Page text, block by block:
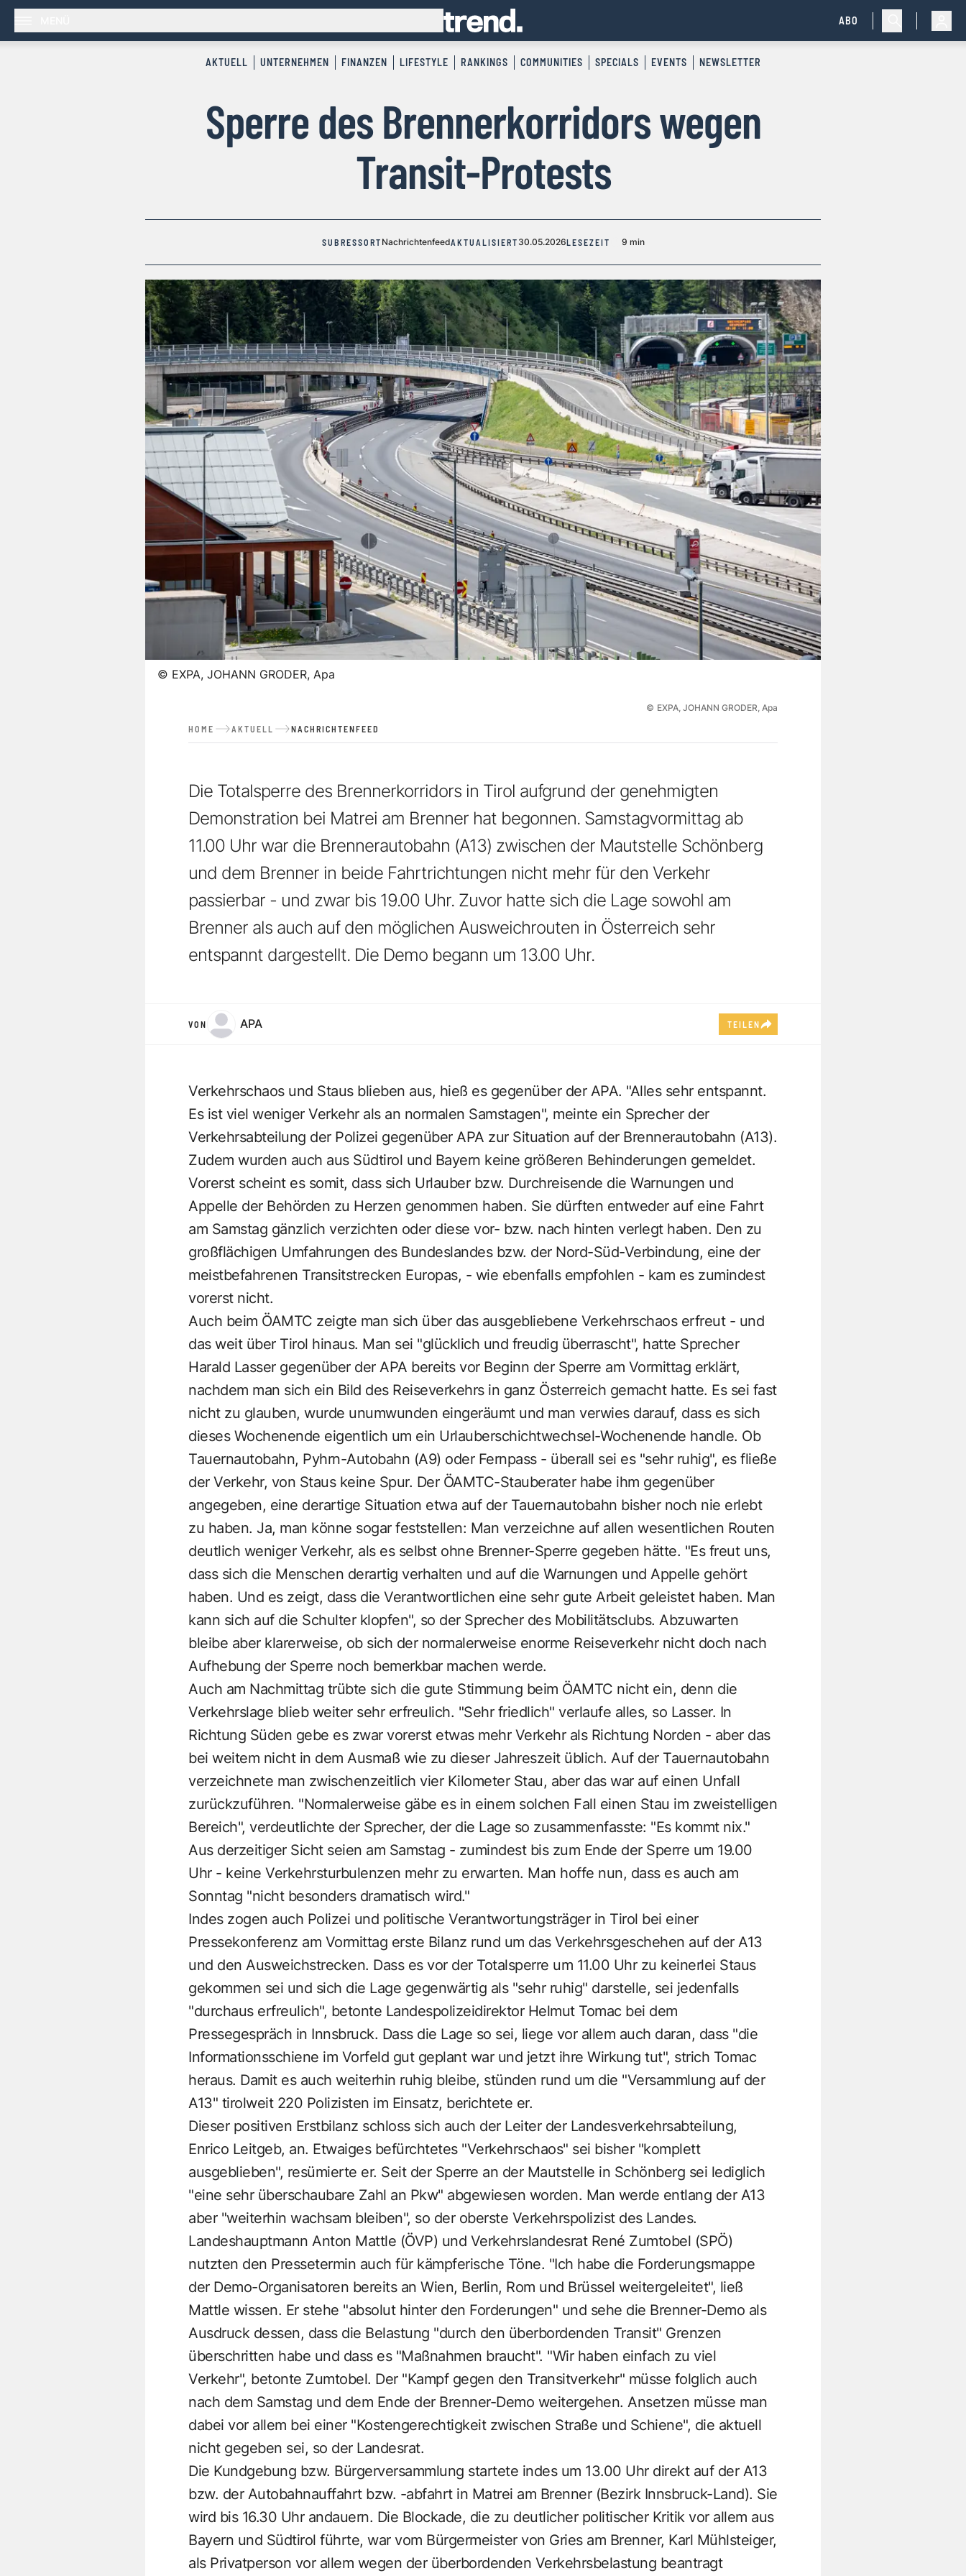
ABO
AKTUELL UNTERNEHMEN FINANZEN LIFESTYLE RANKINGS COMMUNITIES SPECIALS EVENTS NEWSLETTER
Sperre des Brennerkorridors wegen
Transit-Protests
SUBRESSORT NachrichtenfeedAKTUALISIERT 30.05.2026LESEZEIT 9 min
© EXPA, JOHANN GRODER, Apa
© EXPA, JOHANN GRODER, Apa
HOME AKTUELL NACHRICHTENFEED
Die Totalsperre des Brennerkorridors in Tirol aufgrund der genehmigten
Demonstration bei Matrei am Brenner hat begonnen. Samstagvormittag ab
11.00 Uhr war die Brennerautobahn (A13) zwischen der Mautstelle Schönberg
und dem Brenner in beide Fahrtrichtungen nicht mehr für den Verkehr
passierbar - und zwar bis 19.00 Uhr. Zuvor hatte sich die Lage sowohl am
Brenner als auch auf den möglichen Ausweichrouten in Österreich sehr
entspannt dargestellt. Die Demo begann um 13.00 Uhr.
VON APA TEILEN
Verkehrschaos und Staus blieben aus, hieß es gegenüber der APA. "Alles sehr entspannt.
Es ist viel weniger Verkehr als an normalen Samstagen", meinte ein Sprecher der
Verkehrsabteilung der Polizei gegenüber APA zur Situation auf der Brennerautobahn (A13).
Zudem wurden auch aus Südtirol und Bayern keine größeren Behinderungen gemeldet.
Vorerst scheint es somit, dass sich Urlauber bzw. Durchreisende die Warnungen und
Appelle der Behörden zu Herzen genommen haben. Sie dürften entweder auf eine Fahrt
am Samstag gänzlich verzichten oder diese vor- bzw. nach hinten verlegt haben. Den zu
großflächigen Umfahrungen des Bundeslandes bzw. der Nord-Süd-Verbindung, eine der
meistbefahrenen Transitstrecken Europas, - wie ebenfalls empfohlen - kam es zumindest
vorerst nicht.
Auch beim ÖAMTC zeigte man sich über das ausgebliebene Verkehrschaos erfreut - und
das weit über Tirol hinaus. Man sei "glücklich und freudig überrascht", hatte Sprecher
Harald Lasser gegenüber der APA bereits vor Beginn der Sperre am Vormittag erklärt,
nachdem man sich ein Bild des Reiseverkehrs in ganz Österreich gemacht hatte. Es sei fast
nicht zu glauben, wurde unumwunden eingeräumt und man verwies darauf, dass es sich
dieses Wochenende eigentlich um ein Urlauberschichtwechsel-Wochenende handle. Ob
Tauernautobahn, Pyhrn-Autobahn (A9) oder Fernpass - überall sei es "sehr ruhig", es fließe
der Verkehr, von Staus keine Spur. Der ÖAMTC-Stauberater habe ihm gegenüber
angegeben, eine derartige Situation etwa auf der Tauernautobahn bisher noch nie erlebt
zu haben. Ja, man könne sogar feststellen: Man verzeichne auf allen wesentlichen Routen
deutlich weniger Verkehr, als es selbst ohne Brenner-Sperre gegeben hätte. "Es freut uns,
dass sich die Menschen derartig verhalten und auf die Warnungen und Appelle gehört
haben. Und es zeigt, dass die Verantwortlichen eine sehr gute Arbeit geleistet haben. Man
kann sich auf die Schulter klopfen", so der Sprecher des Mobilitätsclubs. Abzuwarten
bleibe aber klarerweise, ob sich der normalerweise enorme Reiseverkehr nicht doch nach
Aufhebung der Sperre noch bemerkbar machen werde.
Auch am Nachmittag trübte sich die gute Stimmung beim ÖAMTC nicht ein, denn die
Verkehrslage blieb weiter sehr erfreulich. "Sehr friedlich" verlaufe alles, so Lasser. In
Richtung Süden gebe es zwar vorerst etwas mehr Verkehr als Richtung Norden - aber das
bei weitem nicht in dem Ausmaß wie zu dieser Jahreszeit üblich. Auf der Tauernautobahn
verzeichnete man zwischenzeitlich vier Kilometer Stau, aber das war auf einen Unfall
zurückzuführen. "Normalerweise gäbe es in einem solchen Fall einen Stau im zweistelligen
Bereich", verdeutlichte der Sprecher, der die Lage so zusammenfasste: "Es kommt nix."
Aus derzeitiger Sicht seien am Samstag - zumindest bis zum Ende der Sperre um 19.00
Uhr - keine Verkehrsturbulenzen mehr zu erwarten. Man hoffe nun, dass es auch am
Sonntag "nicht besonders dramatisch wird."
Indes zogen auch Polizei und politische Verantwortungsträger in Tirol bei einer
Pressekonferenz am Vormittag erste Bilanz rund um das Verkehrsgeschehen auf der A13
und den Ausweichstrecken. Dass es vor der Totalsperre um 11.00 Uhr zu keinerlei Staus
gekommen sei und sich die Lage gegenwärtig als "sehr ruhig" darstelle, sei jedenfalls
"durchaus erfreulich", betonte Landespolizeidirektor Helmut Tomac bei dem
Pressegespräch in Innsbruck. Dass die Lage so sei, liege vor allem auch daran, dass "die
Informationsschiene im Vorfeld gut geplant war und jetzt ihre Wirkung tut", strich Tomac
heraus. Damit es auch weiterhin ruhig bleibe, stünden rund um die "Versammlung auf der
A13" tirolweit 220 Polizisten im Einsatz, berichtete er.
Dieser positiven Erstbilanz schloss sich auch der Leiter der Landesverkehrsabteilung,
Enrico Leitgeb, an. Etwaiges befürchtetes "Verkehrschaos" sei bisher "komplett
ausgeblieben", resümierte er. Seit der Sperre an der Mautstelle in Schönberg sei lediglich
"eine sehr überschaubare Zahl an Pkw" abgewiesen worden. Man werde entlang der A13
aber "weiterhin wachsam bleiben", so der oberste Verkehrspolizist des Landes.
Landeshauptmann Anton Mattle (ÖVP) und Verkehrslandesrat René Zumtobel (SPÖ)
nutzten den Pressetermin auch für kämpferische Töne. "Ich habe die Forderungsmappe
der Demo-Organisatoren bereits an Wien, Berlin, Rom und Brüssel weitergeleitet", ließ
Mattle wissen. Er stehe "absolut hinter den Forderungen" und sehe die Brenner-Demo als
Ausdruck dessen, dass die Belastung "durch den überbordenden Transit" Grenzen
überschritten habe und dass es "Maßnahmen braucht". "Wir haben einfach zu viel
Verkehr", betonte Zumtobel. Der "Kampf gegen den Transitverkehr" müsse folglich auch
nach dem Samstag und dem Ende der Brenner-Demo weitergehen. Ansetzen müsse man
dabei vor allem bei einer "Kostengerechtigkeit zwischen Straße und Schiene", die aktuell
nicht gegeben sei, so der Landesrat.
Die Kundgebung bzw. Bürgerversammlung startete indes um 13.00 Uhr direkt auf der A13
bzw. der Autobahnauffahrt bzw. -abfahrt in Matrei am Brenner (Bezirk Innsbruck-Land). Sie
wird bis 16.30 Uhr andauern. Die Blockade, die zu deutlicher politischer Kritik vor allem aus
Bayern und Südtirol führte, war vom Bürgermeister von Gries am Brenner, Karl Mühlsteiger,
als Privatperson vor allem wegen der überbordenden Verkehrsbelastung beantragt